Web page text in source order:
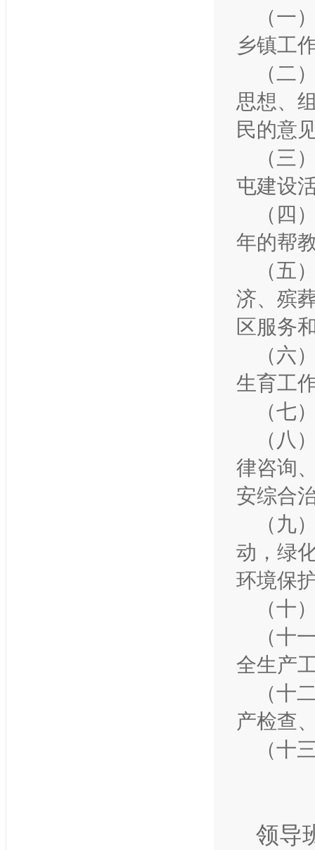
（
乡镇工
（
思想、
民的意
（
屯建设
（
年的帮
（
济、殡
区服务
（
生育工
（
（
律咨询
安综合
（
动，绿
环境保
（
（
全生产
（
产检查
（十
领导